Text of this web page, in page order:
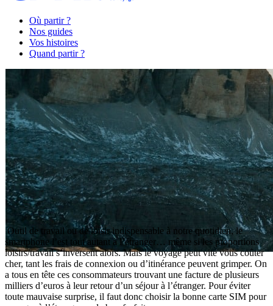
Où partir ?
Nos guides
Vos histoires
Quand partir ?
Quelle carte SIM ou forfait
pour voyager à l’étranger ?
Outil de travail ou de loisir indispensable à notre quotidien, le
smartphone l’est tout autant à l’étranger… même si les proportions
loisirs/travail s’inversent alors. Mais le voyage peut vite vous coûter
cher, tant les frais de connexion ou d’itinérance peuvent grimper. On
a tous en tête ces consommateurs trouvant une facture de plusieurs
milliers d’euros à leur retour d’un séjour à l’étranger. Pour éviter
toute mauvaise surprise, il faut donc choisir la bonne carte SIM pour